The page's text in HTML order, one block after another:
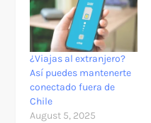
¿Viajas al extranjero?
Así puedes mantenerte
conectado fuera de
Chile
August 5, 2025